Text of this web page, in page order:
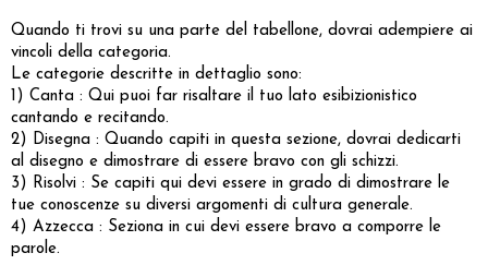
Quando ti trovi su una parte del tabellone, dovrai adempiere ai
vincoli della categoria.
Le categorie descritte in dettaglio sono:
1) Canta : Qui puoi far risaltare il tuo lato esibizionistico
cantando e recitando.
2) Disegna : Quando capiti in questa sezione, dovrai dedicarti
al disegno e dimostrare di essere bravo con gli schizzi.
3) Risolvi : Se capiti qui devi essere in grado di dimostrare le
tue conoscenze su diversi argomenti di cultura generale.
4) Azzecca : Seziona in cui devi essere bravo a comporre le
parole.